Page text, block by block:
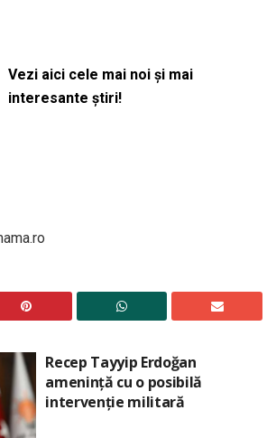
Vezi aici cele mai noi și mai
interesante știri!
Recep Tayyip Erdoğan
amenință cu o posibilă
intervenție militară